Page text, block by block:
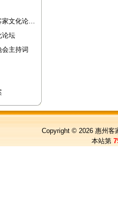
家文化论…
论坛
主持词
Copyright © 2026 惠州客
本站第